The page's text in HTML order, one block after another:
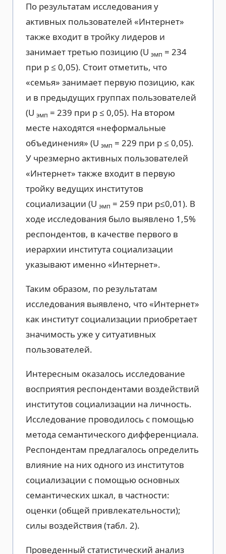
По результатам исследования у
активных пользователей «Интернет»
также входит в тройку лидеров и
занимает третью позицию (U эмп = 234
при р ≤ 0,05). Стоит отметить, что
«семья» занимает первую позицию, как
и в предыдущих группах пользователей
(U эмп = 239 при р ≤ 0,05). На втором
месте находятся «неформальные
объединения» (U эмп = 229 при р ≤ 0,05).
У чрезмерно активных пользователей
«Интернет» также входит в первую
тройку ведущих институтов
социализации (U эмп = 259 при р≤0,01). В
ходе исследования было выявлено 1,5%
респондентов, в качестве первого в
иерархии института социализации
указывают именно «Интернет».
Таким образом, по результатам
исследования выявлено, что «Интернет»
как институт социализации приобретает
значимость уже у ситуативных
пользователей.
Интересным оказалось исследование
восприятия респондентами воздействий
институтов социализации на личность.
Исследование проводилось с помощью
метода семантического дифференциала.
Респондентам предлагалось определить
влияние на них одного из институтов
социализации с помощью основных
семантических шкал, в частности:
оценки (общей привлекательности);
силы воздействия (табл. 2).
Проведенный статистический анализ